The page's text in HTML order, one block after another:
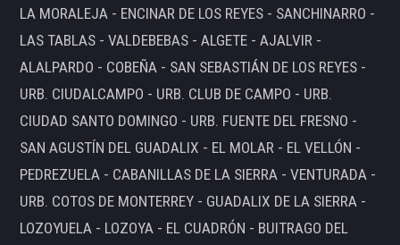
LA MORALEJA - ENCINAR DE LOS REYES - SANCHINARRO -
LAS TABLAS - VALDEBEBAS - ALGETE - AJALVIR -
ALALPARDO - COBEÑA - SAN SEBASTIÁN DE LOS REYES -
URB. CIUDALCAMPO - URB. CLUB DE CAMPO - URB.
CIUDAD SANTO DOMINGO - URB. FUENTE DEL FRESNO -
SAN AGUSTÍN DEL GUADALIX - EL MOLAR - EL VELLÓN -
PEDREZUELA - CABANILLAS DE LA SIERRA - VENTURADA -
URB. COTOS DE MONTERREY - GUADALIX DE LA SIERRA -
LOZOYUELA - LOZOYA - EL CUADRÓN - BUITRAGO DEL